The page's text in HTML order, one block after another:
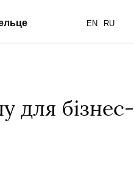
EN RU
для бізнес-